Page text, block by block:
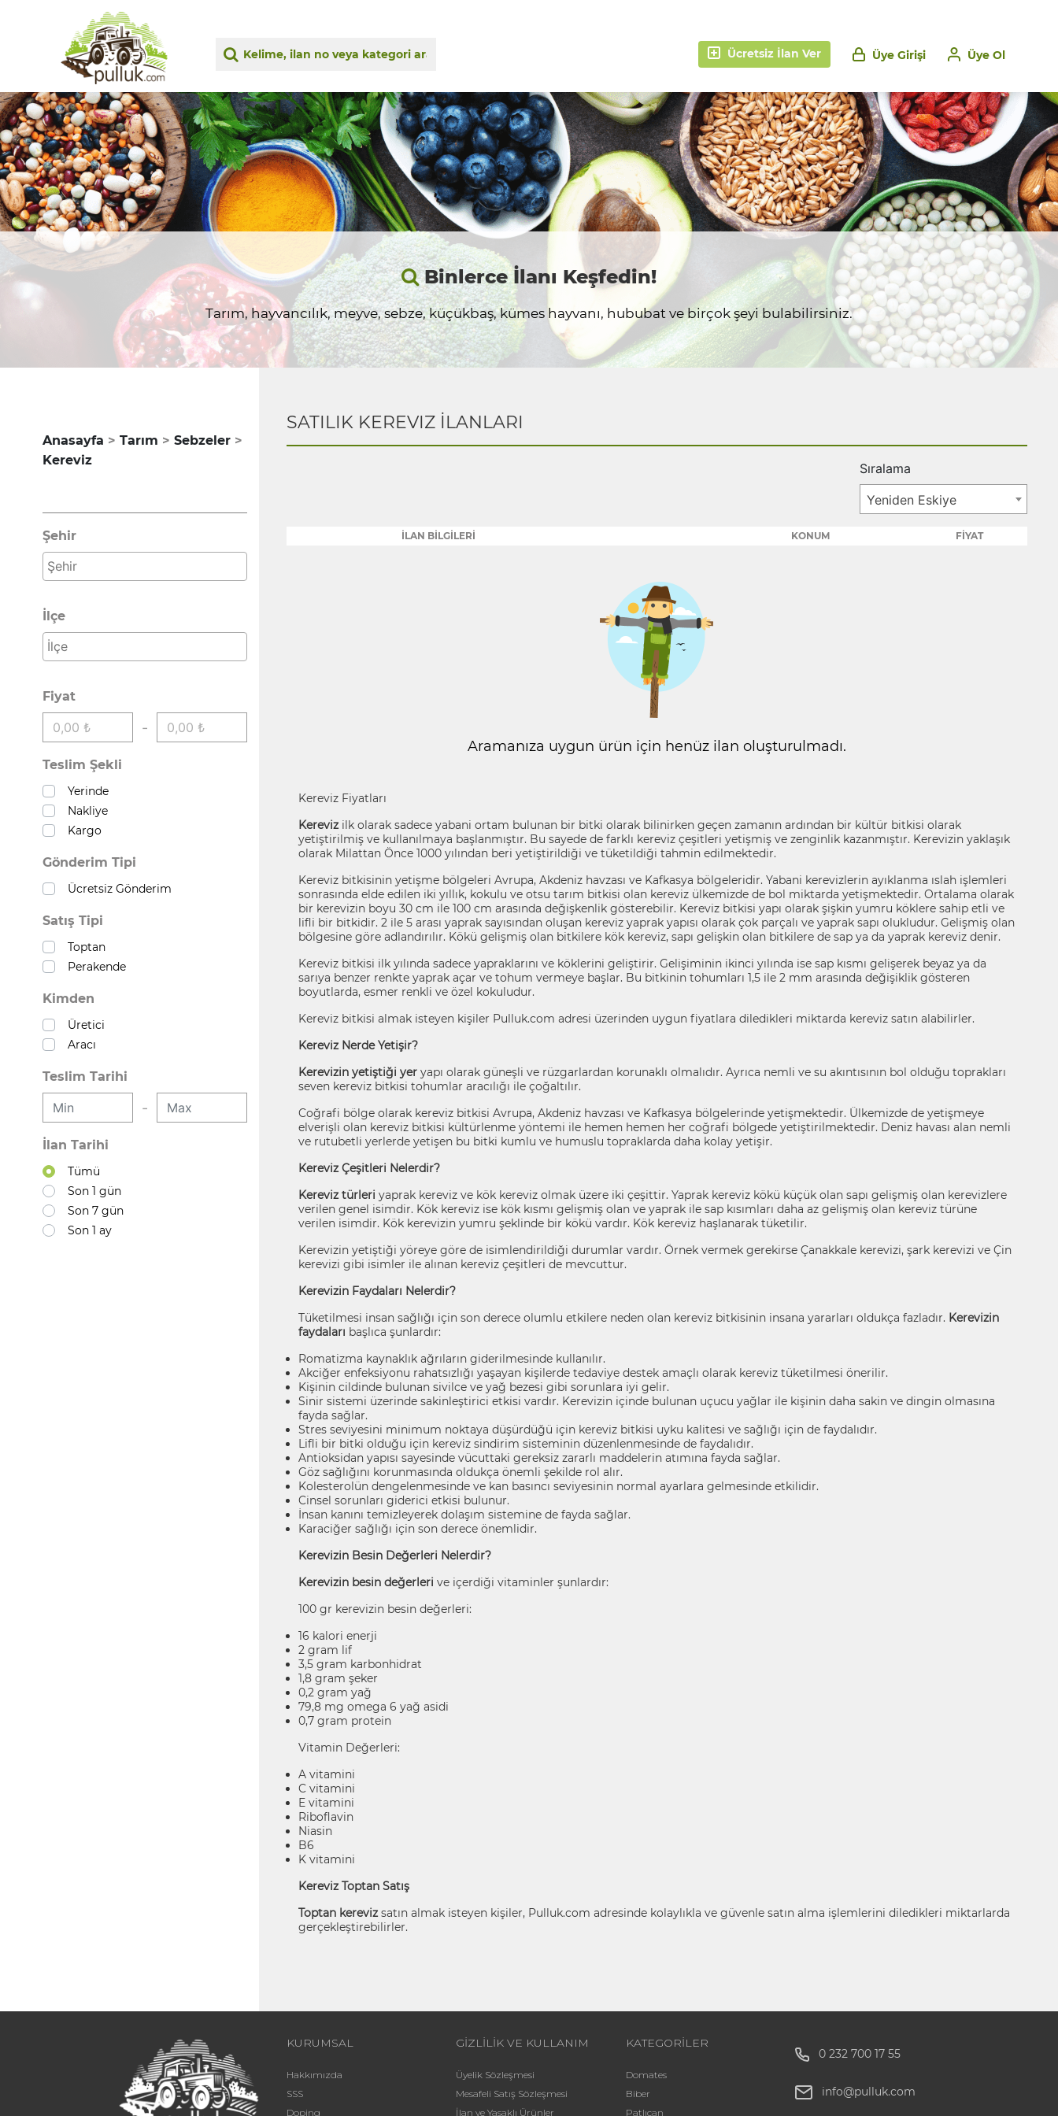
Üye Ol
Üye Girişi
Ücretsiz İlan Ver
Binlerce İlanı Keşfedin!
Tarım, hayvancılık, meyve, sebze, küçükbaş, kümes hayvanı, hububat ve birçok şeyi bulabilirsiniz.
Anasayfa Tarım
Sebzeler
Kereviz
Şehir
İlçe
Fiyat
-
Teslim Şekli
Yerinde
Nakliye
Kargo
Gönderim Tipi
Ücretsiz Gönderim
Satış Tipi
Toptan
Perakende
Kimden
Üretici
Aracı
Teslim Tarihi
-
İlan Tarihi
Tümü
Son 1 gün
Son 7 gün
Son 1 ay
SATILIK KEREVIZ İLANLARI
Sıralama
Yeniden Eskiye
İLAN BİLGİLERİ KONUM FİYAT
Aramanıza uygun ürün için henüz ilan oluşturulmadı.
Kereviz Fiyatları
Kereviz ilk olarak sadece yabani ortam bulunan bir bitki olarak bilinirken geçen zamanın ardından bir kültür bitkisi olarak
yetiştirilmiş ve kullanılmaya başlanmıştır. Bu sayede de farklı kereviz çeşitleri yetişmiş ve zenginlik kazanmıştır. Kerevizin yaklaşık
olarak Milattan Önce 1000 yılından beri yetiştirildiği ve tüketildiği tahmin edilmektedir.
Kereviz bitkisinin yetişme bölgeleri Avrupa, Akdeniz havzası ve Kafkasya bölgeleridir. Yabani kerevizlerin ayıklanma ıslah işlemleri
sonrasında elde edilen iki yıllık, kokulu ve otsu tarım bitkisi olan kereviz ülkemizde de bol miktarda yetişmektedir. Ortalama olarak
bir kerevizin boyu 30 cm ile 100 cm arasında değişkenlik gösterebilir. Kereviz bitkisi yapı olarak şişkin yumru köklere sahip etli ve
lifli bir bitkidir. 2 ile 5 arası yaprak sayısından oluşan kereviz yaprak yapısı olarak çok parçalı ve yaprak sapı olukludur. Gelişmiş olan
bölgesine göre adlandırılır. Kökü gelişmiş olan bitkilere kök kereviz, sapı gelişkin olan bitkilere de sap ya da yaprak kereviz denir.
Kereviz bitkisi ilk yılında sadece yapraklarını ve köklerini geliştirir. Gelişiminin ikinci yılında ise sap kısmı gelişerek beyaz ya da
sarıya benzer renkte yaprak açar ve tohum vermeye başlar. Bu bitkinin tohumları 1,5 ile 2 mm arasında değişiklik gösteren
boyutlarda, esmer renkli ve özel kokuludur.
Kereviz bitkisi almak isteyen kişiler Pulluk.com adresi üzerinden uygun fiyatlara diledikleri miktarda kereviz satın alabilirler.
Kereviz Nerde Yetişir?
Kerevizin yetiştiği yer yapı olarak güneşli ve rüzgarlardan korunaklı olmalıdır. Ayrıca nemli ve su akıntısının bol olduğu toprakları
seven kereviz bitkisi tohumlar aracılığı ile çoğaltılır.
Coğrafi bölge olarak kereviz bitkisi Avrupa, Akdeniz havzası ve Kafkasya bölgelerinde yetişmektedir. Ülkemizde de yetişmeye
elverişli olan kereviz bitkisi kültürlenme yöntemi ile hemen hemen her coğrafi bölgede yetiştirilmektedir. Deniz havası alan nemli
ve rutubetli yerlerde yetişen bu bitki kumlu ve humuslu topraklarda daha kolay yetişir.
Kereviz Çeşitleri Nelerdir?
Kereviz türleri yaprak kereviz ve kök kereviz olmak üzere iki çeşittir. Yaprak kereviz kökü küçük olan sapı gelişmiş olan kerevizlere
verilen genel isimdir. Kök kereviz ise kök kısmı gelişmiş olan ve yaprak ile sap kısımları daha az gelişmiş olan kereviz türüne
verilen isimdir. Kök kerevizin yumru şeklinde bir kökü vardır. Kök kereviz haşlanarak tüketilir.
Kerevizin yetiştiği yöreye göre de isimlendirildiği durumlar vardır. Örnek vermek gerekirse Çanakkale kerevizi, şark kerevizi ve Çin
kerevizi gibi isimler ile alınan kereviz çeşitleri de mevcuttur.
Kerevizin Faydaları Nelerdir?
Tüketilmesi insan sağlığı için son derece olumlu etkilere neden olan kereviz bitkisinin insana yararları oldukça fazladır. Kerevizin
faydaları başlıca şunlardır:
Romatizma kaynaklık ağrıların giderilmesinde kullanılır.
Akciğer enfeksiyonu rahatsızlığı yaşayan kişilerde tedaviye destek amaçlı olarak kereviz tüketilmesi önerilir.
Kişinin cildinde bulunan sivilce ve yağ bezesi gibi sorunlara iyi gelir.
Sinir sistemi üzerinde sakinleştirici etkisi vardır. Kerevizin içinde bulunan uçucu yağlar ile kişinin daha sakin ve dingin olmasına
fayda sağlar.
Stres seviyesini minimum noktaya düşürdüğü için kereviz bitkisi uyku kalitesi ve sağlığı için de faydalıdır.
Lifli bir bitki olduğu için kereviz sindirim sisteminin düzenlenmesinde de faydalıdır.
Antioksidan yapısı sayesinde vücuttaki gereksiz zararlı maddelerin atımına fayda sağlar.
Göz sağlığını korunmasında oldukça önemli şekilde rol alır.
Kolesterolün dengelenmesinde ve kan basıncı seviyesinin normal ayarlara gelmesinde etkilidir.
Cinsel sorunları giderici etkisi bulunur.
İnsan kanını temizleyerek dolaşım sistemine de fayda sağlar.
Karaciğer sağlığı için son derece önemlidir.
Kerevizin Besin Değerleri Nelerdir?
Kerevizin besin değerleri ve içerdiği vitaminler şunlardır:
100 gr kerevizin besin değerleri:
16 kalori enerji
2 gram lif
3,5 gram karbonhidrat
1,8 gram şeker
0,2 gram yağ
79,8 mg omega 6 yağ asidi
0,7 gram protein
Vitamin Değerleri:
A vitamini
C vitamini
E vitamini
Riboflavin
Niasin
B6
K vitamini
Kereviz Toptan Satış
Toptan kerevizsatın almak isteyen kişiler, Pulluk.com adresinde kolaylıkla ve güvenle satın alma işlemlerini diledikleri miktarlarda
gerçekleştirebilirler.
KURUMSAL
Hakkımızda
SSS
Doping
GİZLİLİK VE KULLANIM
Üyelik Sözleşmesi
Mesafeli Satış Sözleşmesi
İlan ve Yasaklı Ürünler
KATEGORİLER
Domates
Biber
Patlıcan
0 232 700 17 55
info@pulluk.com